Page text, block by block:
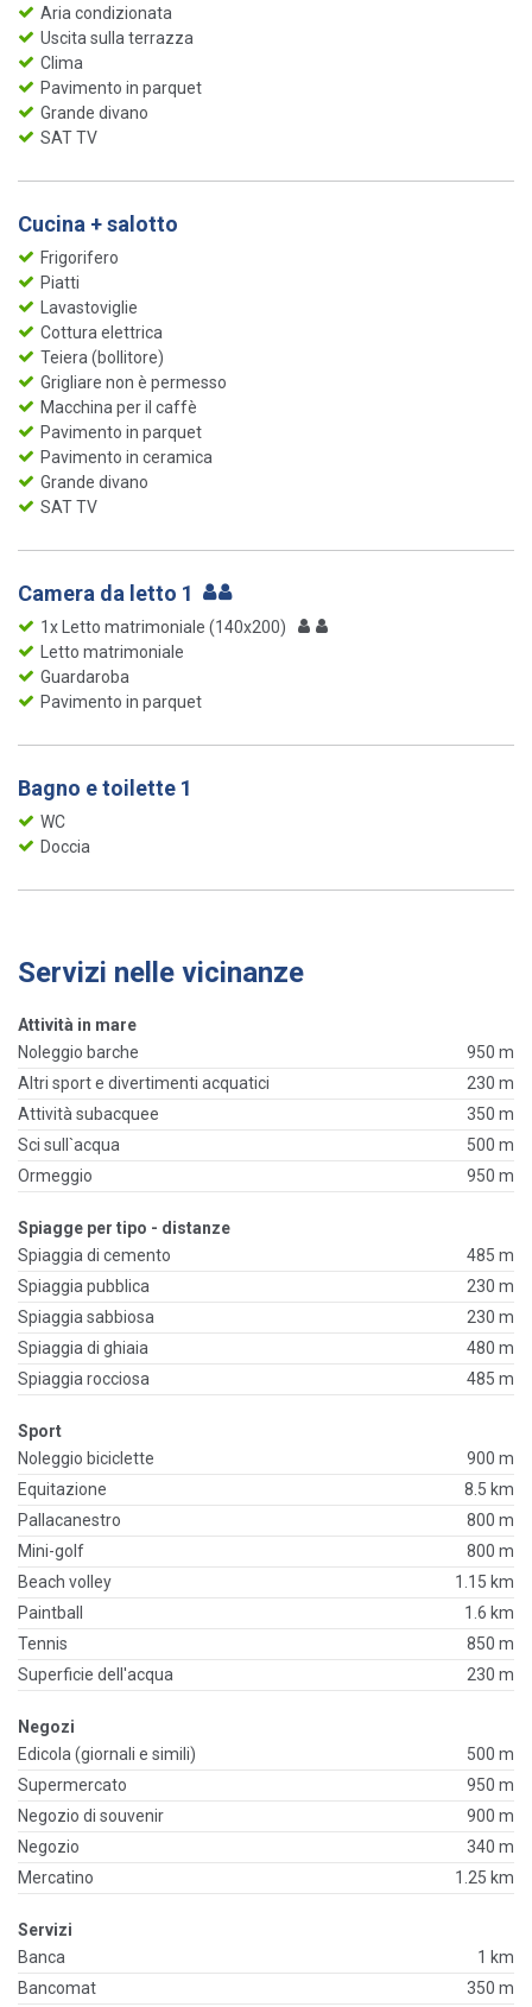
Aria condizionata
Uscita sulla terrazza
Clima
Pavimento in parquet
Grande divano
SAT TV
Cucina + salotto
Frigorifero
Piatti
Lavastoviglie
Cottura elettrica
Teiera (bollitore)
Grigliare non è permesso
Macchina per il caffè
Pavimento in parquet
Pavimento in ceramica
Grande divano
SAT TV
Camera da letto 1
1x Letto matrimoniale (140x200)
Letto matrimoniale
Guardaroba
Pavimento in parquet
Bagno e toilette 1
WC
Doccia
Servizi nelle vicinanze
Attività in mare
Noleggio barche
950 m
Altri sport e divertimenti acquatici
230 m
Attività subacquee
350 m
Sci sull`acqua
500 m
Ormeggio
950 m
Spiagge per tipo - distanze
Spiaggia di cemento
485 m
Spiaggia pubblica
230 m
Spiaggia sabbiosa
230 m
Spiaggia di ghiaia
480 m
Spiaggia rocciosa
485 m
Sport
Noleggio biciclette
900 m
Equitazione
8.5 km
Pallacanestro
800 m
Mini-golf
800 m
Beach volley
1.15 km
Paintball
1.6 km
Tennis
850 m
Superficie dell'acqua
230 m
Negozi
Edicola (giornali e simili)
500 m
Supermercato
950 m
Negozio di souvenir
900 m
Negozio
340 m
Mercatino
1.25 km
Servizi
Banca
1 km
Bancomat
350 m